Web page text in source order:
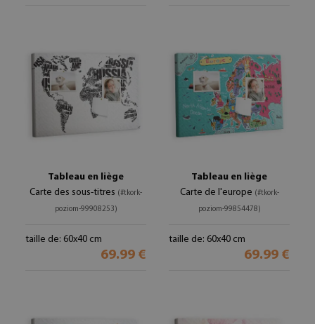
Tableau en liège
Carte des sous-titres (#tkork-
poziom-99908253)
taille de: 60x40 cm
69.99 €
Tableau en liège
Carte de l'europe (#tkork-
poziom-99854478)
taille de: 60x40 cm
69.99 €